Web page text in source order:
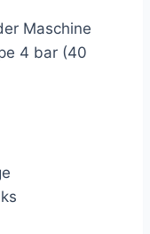
Maschine
4 bar (40